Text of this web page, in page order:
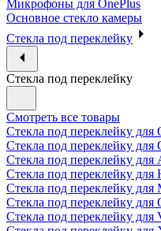
Микрофоны для OnePlus
Основное стекло камеры
Стекла под переклейку
Стекла под переклейку
Смотреть все товары
Стекла под переклейку для
Стекла под переклейку для
Стекла под переклейку для
Стекла под переклейку для
Стекла под переклейку для
Стекла под переклейку для
Стекла под переклейку для